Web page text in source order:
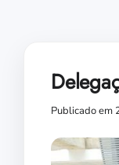
Publicado em